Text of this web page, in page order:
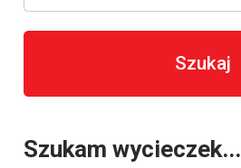
Szukaj
Szukam wycieczek...